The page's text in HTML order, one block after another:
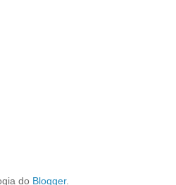
do Blogger.